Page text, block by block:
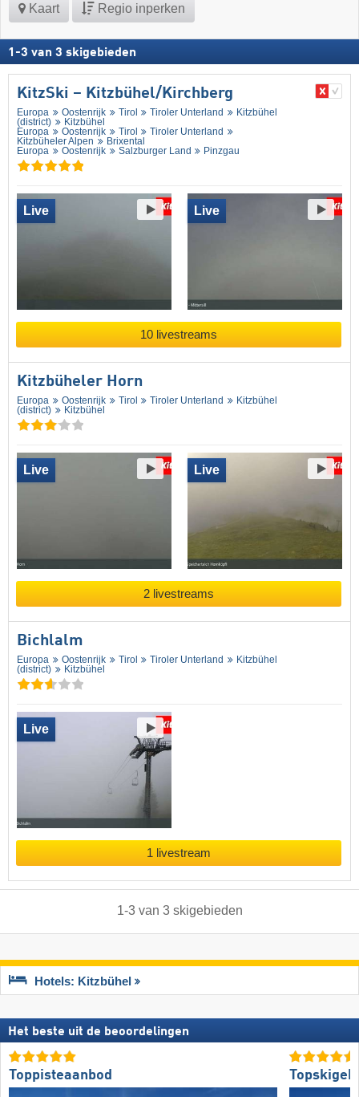
Kaart Regio inperken
1 -3 van 3 skigebieden
KitzSki – Kitzbühel/​Kirchberg
Europa Oostenrijk Tirol Tiroler Unterland
Kitzbühel
(district)
Kitzbühel
Europa
Oostenrijk Tirol
Tiroler Unterland
Kitzbüheler Alpen
Brixental
Europa
Oostenrijk Salzburger Land Pinzgau
Live Live
10 livestreams
Kitzbüheler Horn
Europa Oostenrijk Tirol Tiroler Unterland
Kitzbühel
(district)
Kitzbühel
Live Live
2 livestreams
Bichlalm
Europa Oostenrijk Tirol Tiroler Unterland
Kitzbühel
(district)
Kitzbühel
Live
1 livestream
1-3van 3 skigebieden
Hotels: Kitzbühel
Het beste uit de beoordelingen
Toppisteaanbod